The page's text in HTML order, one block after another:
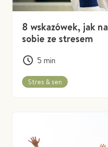
8 wskazówek, jak
sobie ze stresem
5 min
Stres & sen